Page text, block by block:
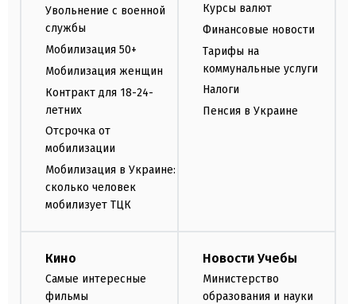
Увольнение с военной
службы
Мобилизация 50+
Мобилизация женщин
Контракт для 18-24-
летних
Отсрочка от
мобилизации
Мобилизация в Украине:
сколько человек
мобилизует ТЦК
Курсы валют
Финансовые новости
Тарифы на
коммунальные услуги
Налоги
Пенсия в Украине
Кино
Самые интересные
фильмы
Новости Учебы
Министерство
образования и науки